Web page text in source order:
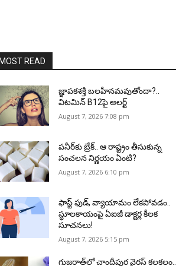
READ
జ్ఞాపకశక్తి బలహీనమవుతోందా?..
విటమిన్ B12పై అలర్ట్
August 7, 2026 7:08 pm
పనీర్‌కు బ్రేక్.. ఆ రాష్ట్రం తీసుకున్న
సంచలన నిర్ణయం ఏంటి?
August 7, 2026 6:10 pm
ఫాస్ట్ ఫుడ్, వ్యాయామం లేకపోవడం..
స్థూలకాయంపై ఏఐజీ డాక్టర్ల కీలక
సూచనలు!
August 7, 2026 5:15 pm
గుజరాత్‌లో చాందీపుర వైరస్ కలకలం..